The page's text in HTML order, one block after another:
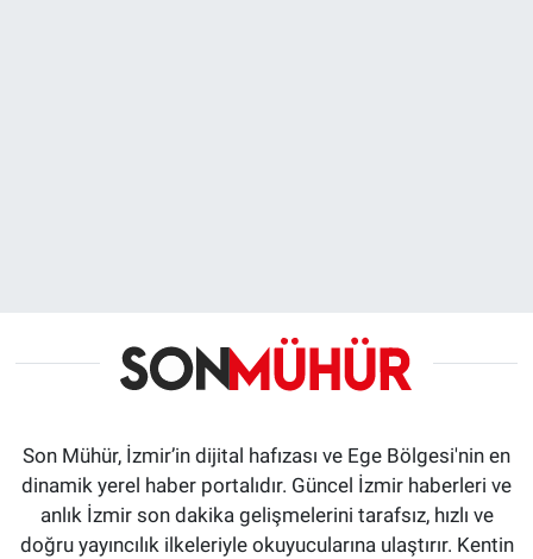
Son Mühür, İzmir’in dijital hafızası ve Ege Bölgesi'nin en
dinamik yerel haber portalıdır. Güncel İzmir haberleri ve
anlık İzmir son dakika gelişmelerini tarafsız, hızlı ve
doğru yayıncılık ilkeleriyle okuyucularına ulaştırır. Kentin